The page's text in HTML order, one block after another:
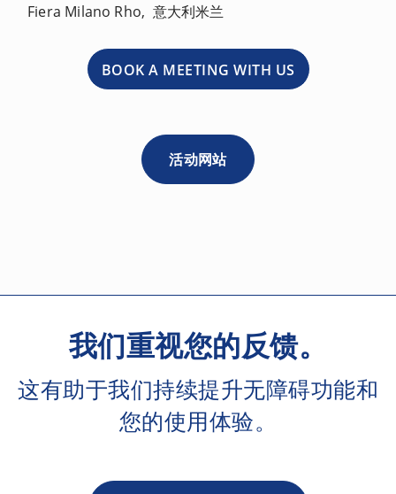
Fiera Milano Rho, 意大利米兰
BOOK A MEETING WITH US
活动网站
我们重视您的反馈。
这有助于我们持续提升无障碍功能和
您的使用体验。